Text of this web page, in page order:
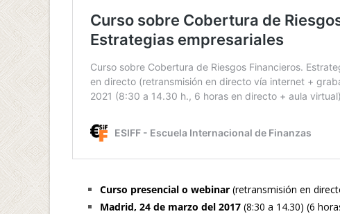
Curso presencial o webinar (retransmisión en
Madrid, 24 de marzo del 2017 (8:30 a 14.30) (6